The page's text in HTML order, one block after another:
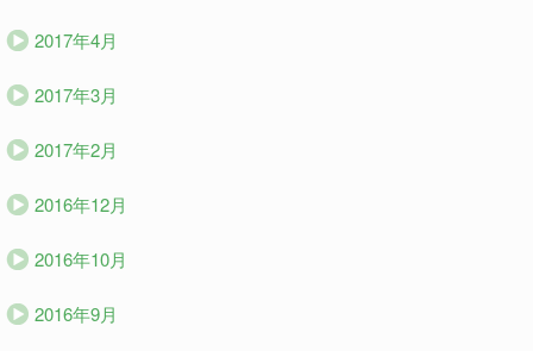
2017年4月
2017年3月
2017年2月
2016年12月
2016年10月
2016年9月